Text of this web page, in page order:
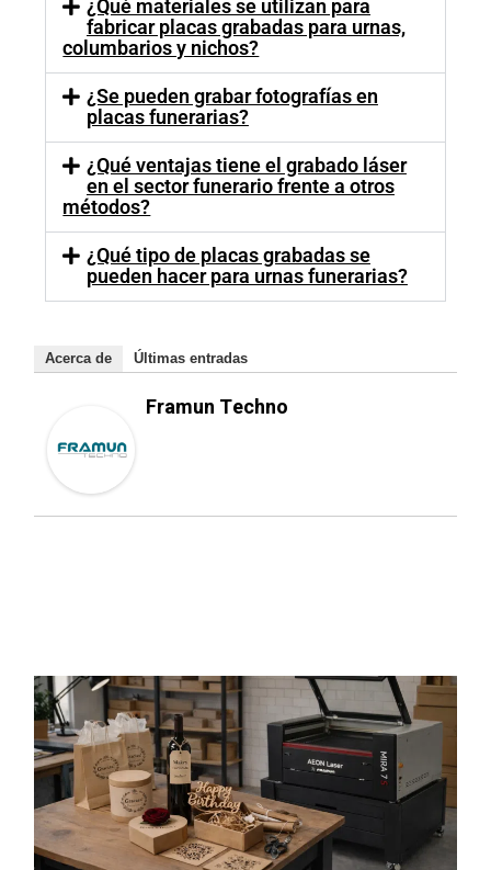
¿Qué materiales se utilizan para
fabricar placas grabadas para urnas,
columbarios y nichos?
¿Se pueden grabar fotografías en
placas funerarias?
¿Qué ventajas tiene el grabado láser
en el sector funerario frente a otros
métodos?
¿Qué tipo de placas grabadas se
pueden hacer para urnas funerarias?
Acerca de Últimas entradas
Framun Techno